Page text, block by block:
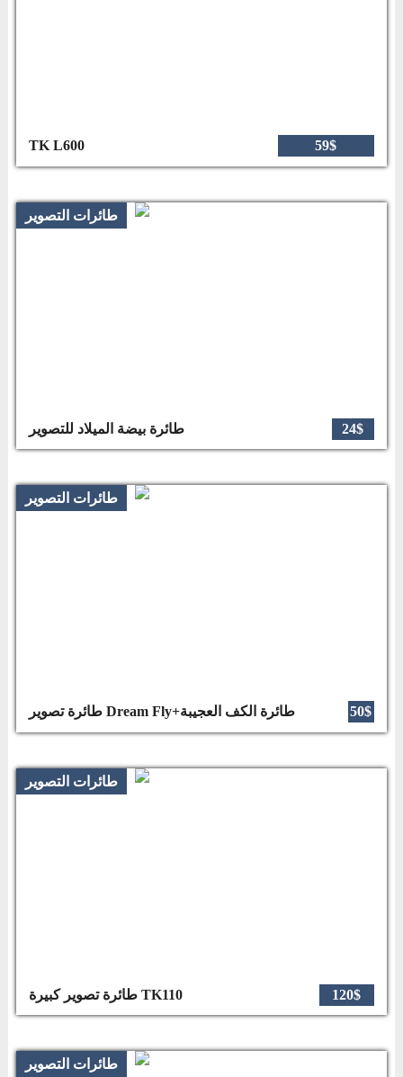
TK L600 59$
طائرات التصوير
طائرة بيضة الميلاد للتصوير 24$
طائرات التصوير
طائرة تصوير Dream Fly+طائرة الكف العجيبة 50$
طائرات التصوير
طائرة تصوير كبيرة TK110 120$
طائرات التصوير